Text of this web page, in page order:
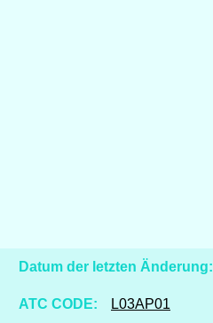
Datum der letzten Änderung:
ATC CODE: L03AP01